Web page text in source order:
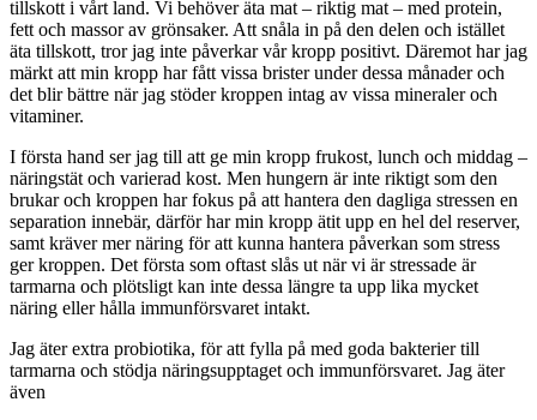
tillskott i vårt land. Vi behöver äta mat – riktig mat – med protein,
fett och massor av grönsaker. Att snåla in på den delen och istället
äta tillskott, tror jag inte påverkar vår kropp positivt. Däremot har jag
märkt att min kropp har fått vissa brister under dessa månader och
det blir bättre när jag stöder kroppen intag av vissa mineraler och
vitaminer.
I första hand ser jag till att ge min kropp frukost, lunch och middag –
näringstät och varierad kost. Men hungern är inte riktigt som den
brukar och kroppen har fokus på att hantera den dagliga stressen en
separation innebär, därför har min kropp ätit upp en hel del reserver,
samt kräver mer näring för att kunna hantera påverkan som stress
ger kroppen. Det första som oftast slås ut när vi är stressade är
tarmarna och plötsligt kan inte dessa längre ta upp lika mycket
näring eller hålla immunförsvaret intakt.
Jag äter extra probiotika, för att fylla på med goda bakterier till
tarmarna och stödja näringsupptaget och immunförsvaret. Jag äter
även